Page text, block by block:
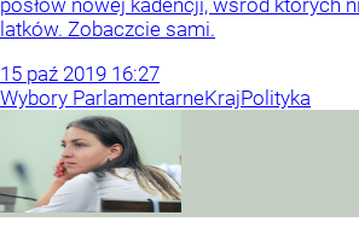
latków. Zobaczcie sami.
15 paź 2019 16:27
Wybory ParlamentarneKrajPolityka